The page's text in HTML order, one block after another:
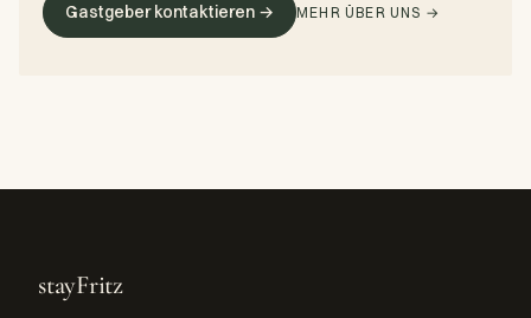
Gastgeber kontaktieren → MEHR ÜBER UNS →
stayFritz